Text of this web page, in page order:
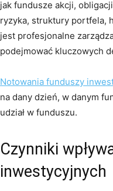
jak fundusze akcji,
ryzyka, struktury portfela,
jest profesjonalne
podejmować kluczowych
Notowania funduszy
na dany dzień, w danym
udział w funduszu.
Czynniki
inwestycyjnych